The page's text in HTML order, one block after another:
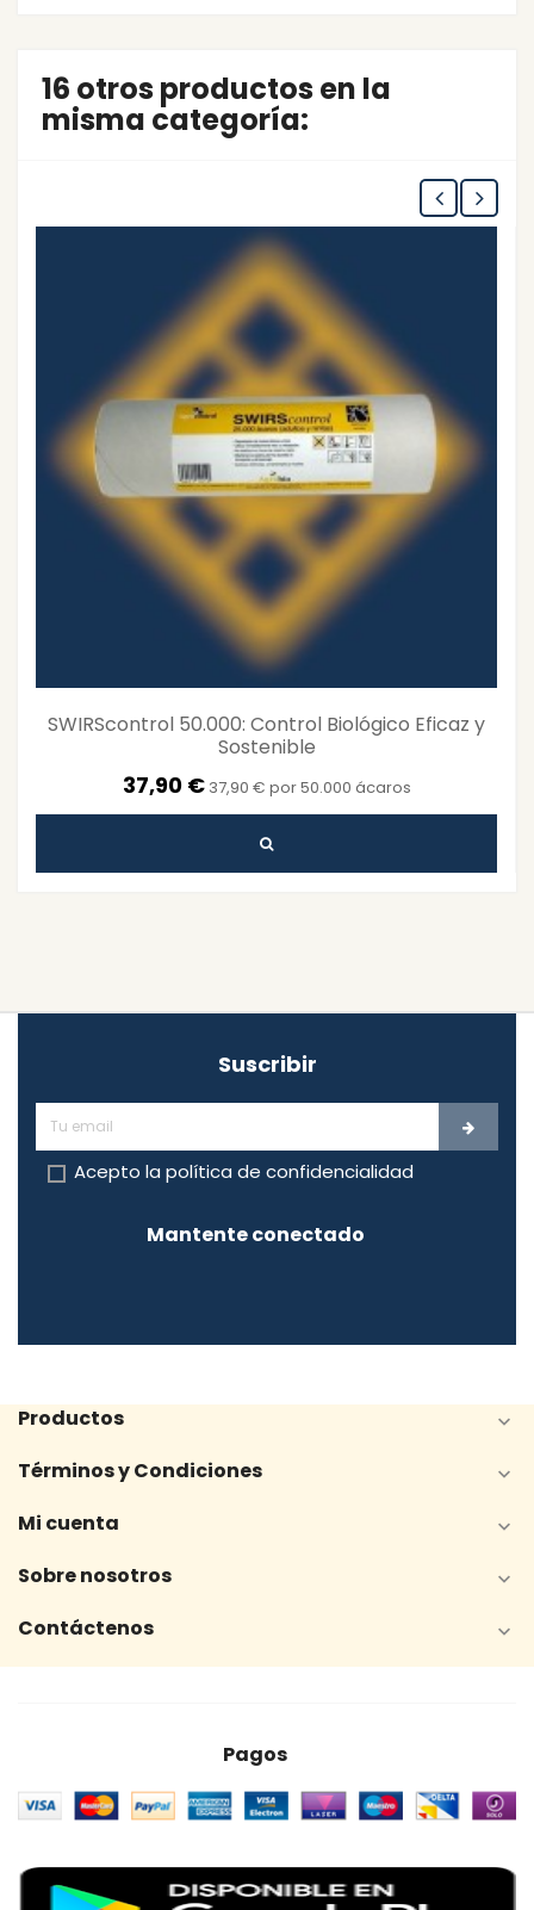
16 otros productos en la
misma categoría:
SWIRScontrol 50.000: Control Biológico Eficaz y
Sostenible
37,90 € 37,90 € por 50.000 ácaros
Suscribir
Acepto la política de confidencialidad
Mantente conectado
Productos 
Términos y Condiciones 
Mi cuenta 
Sobre nosotros 
Contáctenos 
Pagos